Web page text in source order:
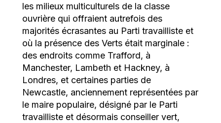
les milieux multiculturels de la classe
ouvrière qui offraient autrefois des
majorités écrasantes au Parti travailliste et
où la présence des Verts était marginale :
des endroits comme Trafford, à
Manchester, Lambeth et Hackney, à
Londres, et certaines parties de
Newcastle, anciennement représentées par
le maire populaire, désigné par le Parti
travailliste et désormais conseiller vert,